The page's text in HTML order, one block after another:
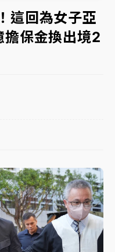
防豪雨 今晚、明天影
未移置車輛最高罰
汽柴油價格維持不變
防豪雨 今晚、明天影
未移置車輛最高罰
這回為女子亞
保金換出境2